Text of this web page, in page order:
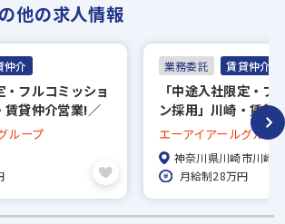
他の求人情報
仲介
・フルコミッショ
賃貸仲介営業!／
全歩合で年収
ループ
業務委託 賃貸仲介
「中途入社限定・フ
ン採用」川崎・賃貸
未経験歓迎!／完全歩
1,000万可能
エーアイアールグルー
神奈川県川崎市川崎区
月給制28万円